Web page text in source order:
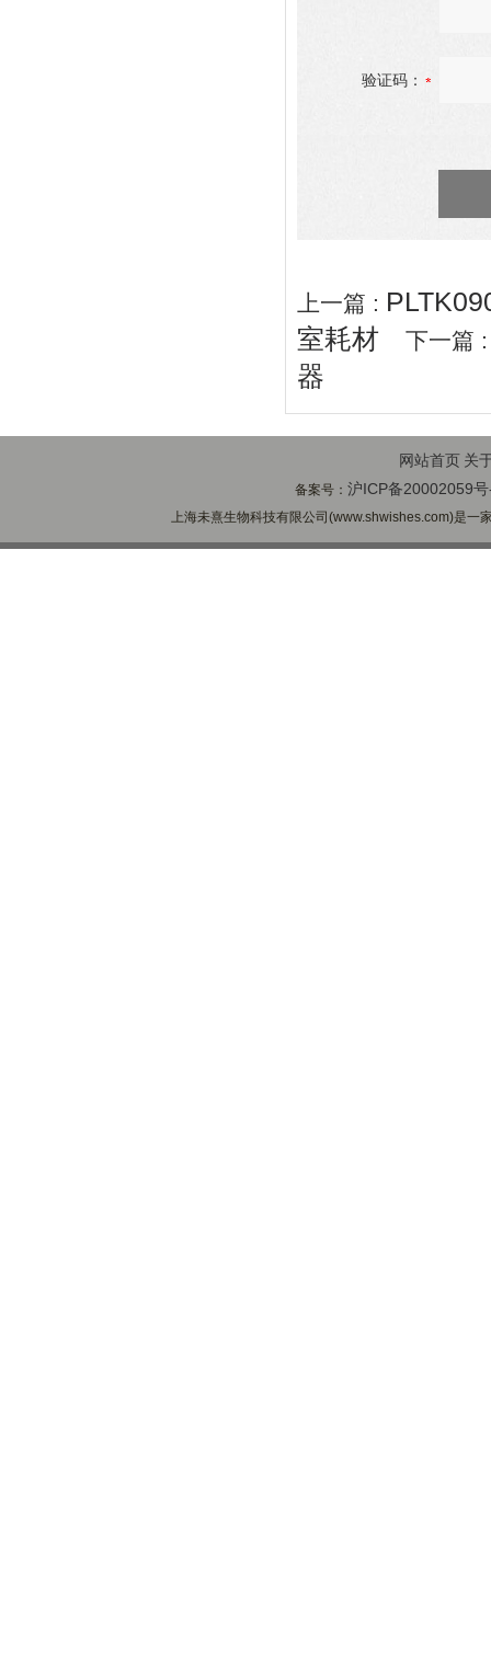
验证码：
上一篇 :
室耗材 下一篇
器
网站首页 关
备案号：沪ICP备20002059
上海未熹生物科技有限公司(www.shwishes.com)是一